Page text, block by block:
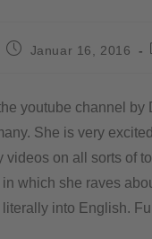
Januar 16, 2016
youtube channel
She is very
videos on all sorts of
in which she raves
into English.